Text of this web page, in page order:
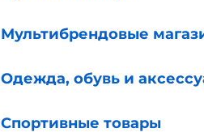
Мультибрендовые
Одежда, обувь и
Спортивные товары